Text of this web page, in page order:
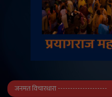
जनमत विचारधारा --------------------